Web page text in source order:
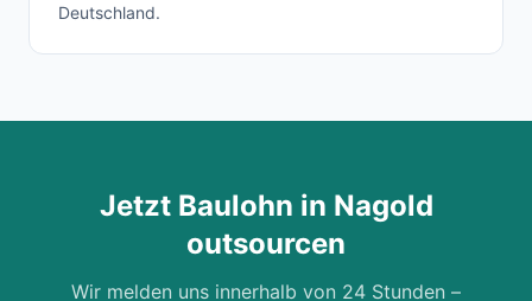
Deutschland.
Jetzt Baulohn in Nagold
outsourcen
Wir melden uns innerhalb von 24 Stunden –